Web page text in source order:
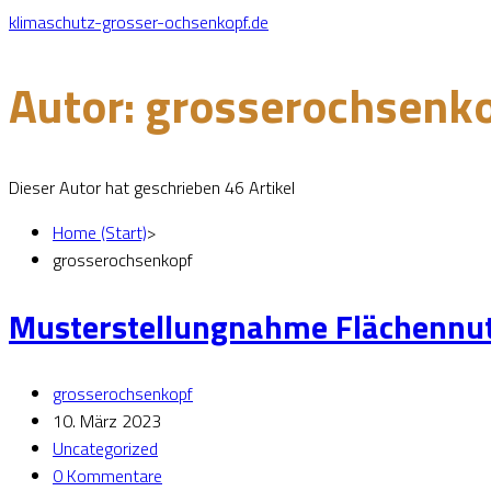
klimaschutz-grosser-ochsenkopf.de
Autor:
Dieser Autor hat geschrieben 46 Artikel
Home (Start)>
grosserochsenkopf
Musterstellungnahme
grosserochsenkopf
10. März 2023
Uncategorized
0 Kommentare